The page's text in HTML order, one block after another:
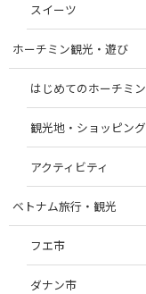
スイーツ
ホーチミン観光・遊び
はじめてのホーチミン
観光地・ショッピング
アクティビティ
ベトナム旅行・観光
フエ市
ダナン市